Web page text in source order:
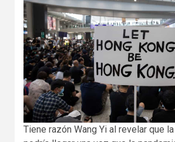
Tiene razón Wang Yi al revelar que